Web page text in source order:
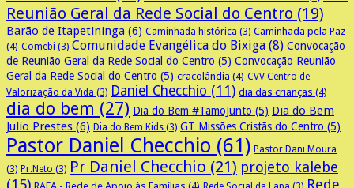
Reunião Geral da Rede Social do Centro (19)
Barão de Itapetininga (6) Caminhada histórica (3) Caminhada pela Paz
(4) Comebi (3) Comunidade Evangélica do Bixiga (8) Convocação
de Reunião Geral da Rede Social do Centro (5) Convocação Reunião
Geral da Rede Social do Centro (5) cracolândia (4) CVV Centro de
Valorização da Vida (3) Daniel Checchio (11) dia das crianças (4)
dia do bem (27) Dia do Bem #TamoJunto (5) Dia do Bem
Julio Prestes (6) Dia do Bem Kids (3) GT Missões Cristãs do Centro (5)
Pastor Daniel Checchio (61) Pastor Dani Moura
(3) Pr.Neto (3) Pr Daniel Checchio (21) projeto kalebe
Rede